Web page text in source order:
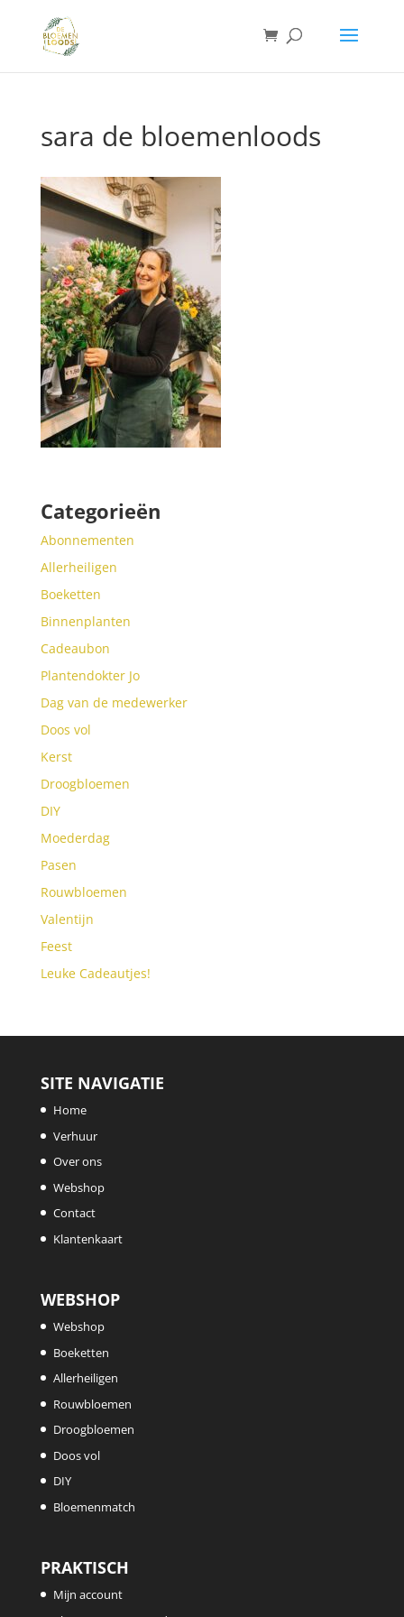
sara de bloemenloods
Categorieën
Abonnementen
Allerheiligen
Boeketten
Binnenplanten
Cadeaubon
Plantendokter Jo
Dag van de medewerker
Doos vol
Kerst
Droogbloemen
DIY
Moederdag
Pasen
Rouwbloemen
Valentijn
Feest
Leuke Cadeautjes!
SITE NAVIGATIE
Home
Verhuur
Over ons
Webshop
Contact
Klantenkaart
WEBSHOP
Webshop
Boeketten
Allerheiligen
Rouwbloemen
Droogbloemen
Doos vol
DIY
Bloemenmatch
PRAKTISCH
Mijn account